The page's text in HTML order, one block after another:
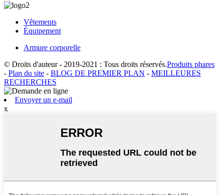
Vêtements
Équipement
Armure corporelle
© Droits d'auteur - 2019-2021 : Tous droits réservés.Produits phares
- Plan du site - BLOG DE PREMIER PLAN - MEILLEURES
RECHERCHES
Envoyer un e-mail
x